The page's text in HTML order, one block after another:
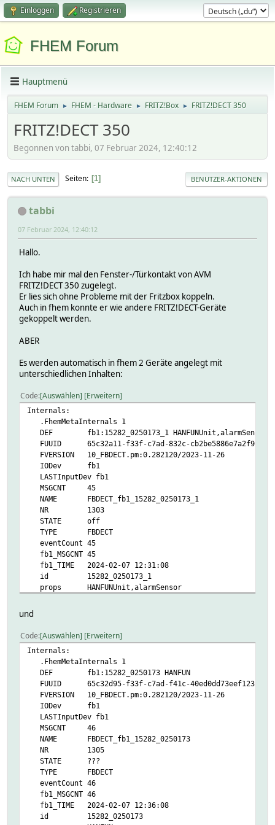
Einloggen Registrieren
FHEM Forum
Hauptmenü
FHEM Forum ► FHEM - Hardware ► FRITZ!Box ► FRITZ!DECT 350
FRITZ!DECT 350
Begonnen von tabbi, 07 Februar 2024, 12:40:12
NACH UNTEN Seiten 1 BENUTZER-AKTIONEN
tabbi
07 Februar 2024, 12:40:12
Hallo.
Ich habe mir mal den Fenster-/Türkontakt von AVM
FRITZ!DECT 350 zugelegt.
Er lies sich ohne Probleme mit der Fritzbox koppeln.
Auch in fhem konnte er wie andere FRITZ!DECT-Geräte
gekoppelt werden.
ABER
Es werden automatisch in fhem 2 Geräte angelegt mit
unterschiedlichen Inhalten:
Code Auswählen Erweitern
Internals:
.FhemMetaInternals 1
DEF fb1:15282_0250173_1 HANFUNUnit,alarmSensor
FUUID 65c32a11-f33f-c7ad-832c-cb2be5886e7a2f9f
FVERSION 10_FBDECT.pm:0.282120/2023-11-26
IODev fb1
LASTInputDev fb1
MSGCNT 45
NAME FBDECT_fb1_15282_0250173_1
NR 1303
STATE off
TYPE FBDECT
eventCount 45
fb1_MSGCNT 45
fb1_TIME 2024-02-07 12:31:08
id 15282_0250173_1
props HANFUNUnit,alarmSensor
.attreocr:
.attreour:
present
state
.attrminint:
power:120
Helper:
DBLOG:
lastalertchgtimestamp:
dblog:
TIME 1707293468.96531
VALUE 2024-02-07 09:10:29
present:
dblog:
TIME 1707305468.96883
VALUE yes
state:
dblog:
TIME 1707305468.96883
und
Code Auswählen Erweitern
Internals:
.FhemMetaInternals 1
DEF fb1:15282_0250173 HANFUN
FUUID 65c32d95-f33f-c7ad-f41c-40ed0dd73eef1231
FVERSION 10_FBDECT.pm:0.282120/2023-11-26
IODev fb1
LASTInputDev fb1
MSGCNT 46
NAME FBDECT_fb1_15282_0250173
NR 1305
STATE ???
TYPE FBDECT
eventCount 46
fb1_MSGCNT 46
fb1_TIME 2024-02-07 12:36:08
id 15282_0250173